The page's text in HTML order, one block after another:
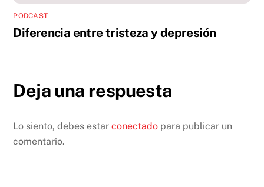
PODCAST
Diferencia entre tristeza y depresión
Deja una respuesta
Lo siento, debes estarconectado para publicar un
comentario.